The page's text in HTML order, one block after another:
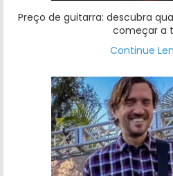
Preço de guitarra: descubra
começar a
Continue